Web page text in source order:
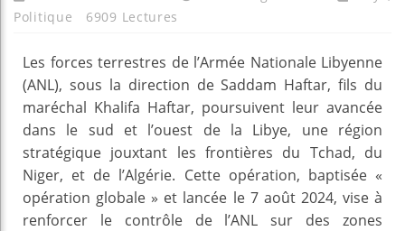
Politique
6909 Lectures
Les forces terrestres de l’Armée Nationale Libyenne
(ANL), sous la direction de Saddam Haftar, fils du
maréchal Khalifa Haftar, poursuivent leur avancée
dans le sud et l’ouest de la Libye, une région
stratégique jouxtant les frontières du Tchad, du
Niger, et de l’Algérie. Cette opération, baptisée «
opération globale » et lancée le 7 août 2024, vise à
renforcer le contrôle de l’ANL sur des zones